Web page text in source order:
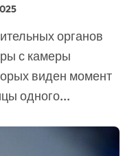
с камеры
виден момент
одного...